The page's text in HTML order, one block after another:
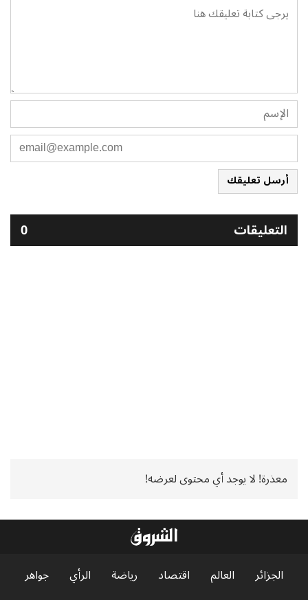
أرسل تعليقك
التعليقات 0
معذرة! لا يوجد أي محتوى لعرضه!
الجزائر العالم اقتصاد رياضة الرأي
جواهر